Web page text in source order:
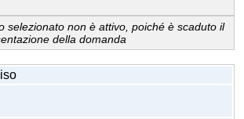
selezionato non è attivo, poiché è scaduto il
della domanda